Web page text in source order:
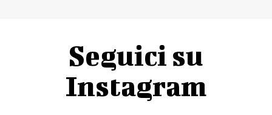
Seguici su
Instagram